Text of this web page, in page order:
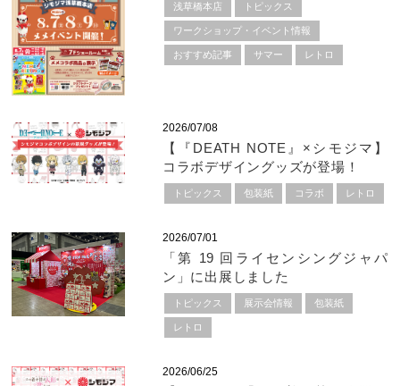
浅草橋本店 トピックス
ワークショップ・イベント情報
おすすめ記事 サマー レトロ
2026/07/08
【『DEATH NOTE』×シモジマ】
コラボデザイングッズが登場！
トピックス 包装紙 コラボ レトロ
2026/07/01
「第 19 回ライセンシングジャパ
ン」に出展しました
トピックス 展示会情報 包装紙
レトロ
2026/06/25